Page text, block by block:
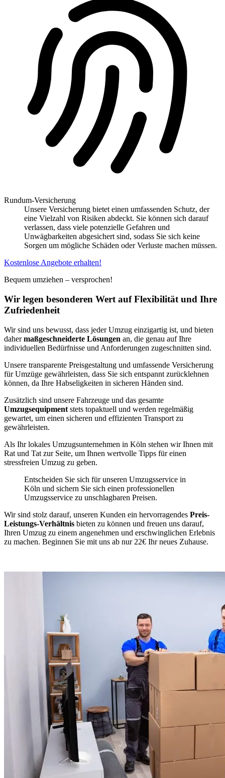
Rundum-Versicherung
Unsere Versicherung bietet einen umfassenden Schutz, der
eine Vielzahl von Risiken abdeckt. Sie können sich darauf
verlassen, dass viele potenzielle Gefahren und
Unwägbarkeiten abgesichert sind, sodass Sie sich keine
Sorgen um mögliche Schäden oder Verluste machen müssen.
Kostenlose Angebote erhalten!
Bequem umziehen – versprochen!
Wir legen besonderen Wert auf Flexibilität und Ihre
Zufriedenheit
Wir sind uns bewusst, dass jeder Umzug einzigartig ist, und bieten
dahermaßgeschneiderte Lösungen an, die genau auf Ihre
individuellen Bedürfnisse und Anforderungen zugeschnitten sind.
Unsere transparente Preisgestaltung und umfassende Versicherung
für Umzüge gewährleisten, dass Sie sich entspannt zurücklehnen
können, da Ihre Habseligkeiten in sicheren Händen sind.
Zusätzlich sind unsere Fahrzeuge und das gesamte
Umzugsequipment stets topaktuell und werden regelmäßig
gewartet, um einen sicheren und effizienten Transport zu
gewährleisten.
Als Ihr lokales Umzugsunternehmen in Köln stehen wir Ihnen mit
Rat und Tat zur Seite, um Ihnen wertvolle Tipps für einen
stressfreien Umzug zu geben.
Entscheiden Sie sich für unseren Umzugsservice in
Köln und sichern Sie sich einen professionellen
Umzugsservice zu unschlagbaren Preisen.
Wir sind stolz darauf, unseren Kunden ein hervorragendes Preis-
Leistungs-Verhältnis bieten zu können und freuen uns darauf,
Ihren Umzug zu einem angenehmen und erschwinglichen Erlebnis
zu machen. Beginnen Sie mit uns ab nur 22€ Ihr neues Zuhause.